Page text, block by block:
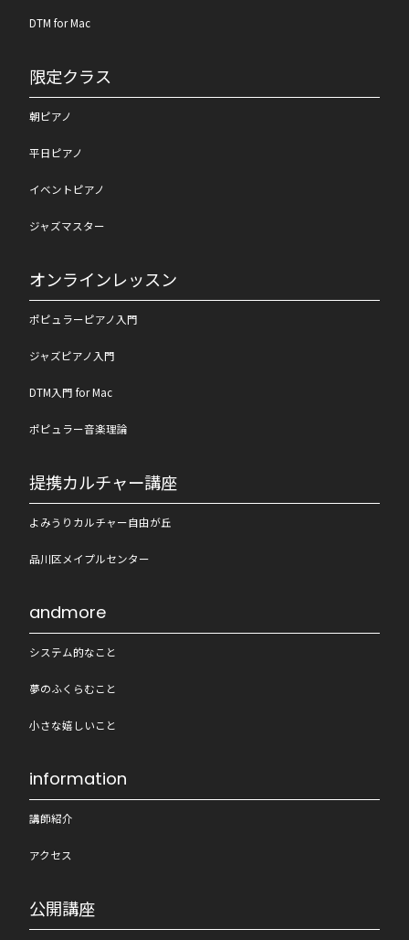
DTM for Mac
限定クラス
朝ピアノ
平日ピアノ
イベントピアノ
ジャズマスター
オンラインレッスン
ポピュラーピアノ入門
ジャズピアノ入門
DTM入門 for Mac
ポピュラー音楽理論
提携カルチャー講座
よみうりカルチャー自由が丘
品川区メイプルセンター
andmore
システム的なこと
夢のふくらむこと
小さな嬉しいこと
information
講師紹介
アクセス
公開講座